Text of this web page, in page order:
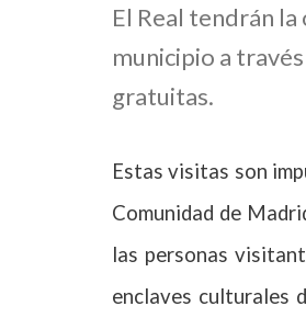
El Real tendrán
municipio a
gratuitas.
Estas visitas son
Comunidad de
las personas
enclaves culturales